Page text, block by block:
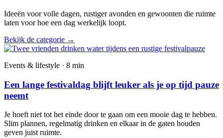
Ideeën voor volle dagen, rustiger avonden en gewoonten die ruimte
laten voor hoe een dag werkelijk loopt.
Bekijk de categorie →
Events & lifestyle · 8 min
Een lange festivaldag blijft leuker als je op tijd pauze
neemt
Je hoeft niet tot het einde door te gaan om een mooie dag te hebben.
Slim plannen, regelmatig drinken en elkaar in de gaten houden
geven juist ruimte.